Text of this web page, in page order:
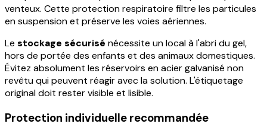
venteux. Cette protection respiratoire filtre les particules
en suspension et préserve les voies aériennes.
Le stockage sécurisé nécessite un local à l'abri du gel,
hors de portée des enfants et des animaux domestiques.
Évitez absolument les réservoirs en acier galvanisé non
revêtu qui peuvent réagir avec la solution. L'étiquetage
original doit rester visible et lisible.
Protection individuelle recommandée